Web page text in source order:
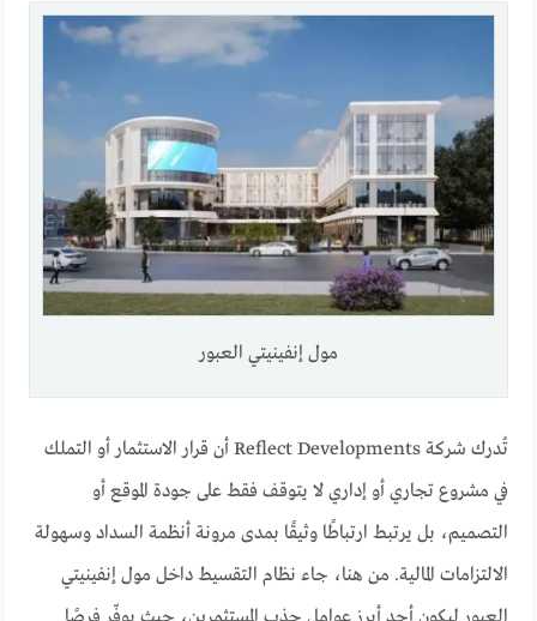
مول إنفينيتي العبور
تُدرك شركة Reflect Developments أن قرار الاستثمار أو التملك
في مشروع تجاري أو إداري لا يتوقف فقط على جودة الموقع أو
التصميم، بل يرتبط ارتباطًا وثيقًا بمدى مرونة أنظمة السداد وسهولة
الالتزامات المالية. من هنا، جاء نظام التقسيط داخل مول إنفينيتي